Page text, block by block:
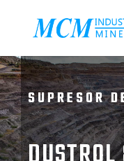
SUPRESOR